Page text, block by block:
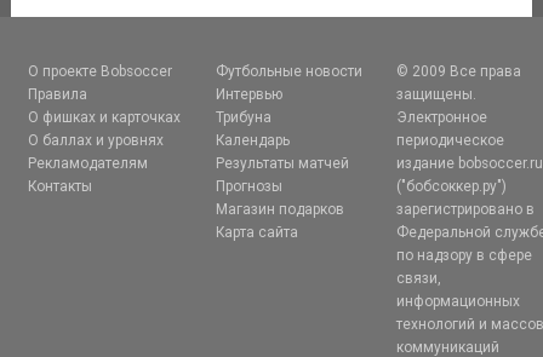
О проекте Bobsoccer
Правила
О фишках и карточках
О баллах и уровнях
Рекламодателям
Контакты
Футбольные новости
Интервью
Трибуна
Календарь
Результаты матчей
Прогнозы
Магазин подарков
Карта сайта
© 2009 Все права
защищены.
Электронное
периодическое
издание bobsoccer.ru
("бобсоккер.ру")
зарегистрировано в
Федеральной
по надзору в сфере
связи,
информационных
технологий и
коммуникаций